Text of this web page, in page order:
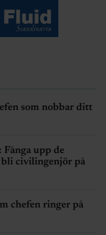
som nobbar ditt
Fånga upp de
bli civilingenjör på
chefen ringer på